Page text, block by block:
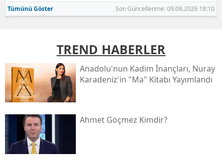
Tümünü Göster Son Güncellenme: 09.08.2026 18:10
TREND HABERLER
Anadolu'nun Kadim İnançları, Nuray
Karadeniz'in "ma" Kitabı Yayımlandı
Ahmet Göçmez Kimdir?